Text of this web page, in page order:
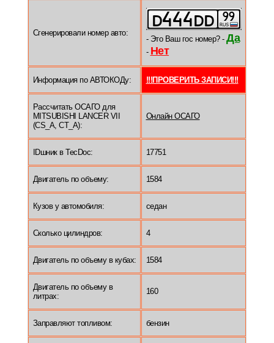
Сгенерировали номер авто:
- Это Ваш гос номер? - Да
- Нет
Информация по АВТОКОДу: !!!ПРОВЕРИТЬ ЗАПИСИ!!!
Рассчитать ОСАГО для
MITSUBISHI LANCER VII
(CS_A, CT_A):
Онлайн ОСАГО
IDшник в TecDoc: 17751
Двигатель по объему: 1584
Кузов у автомобиля: седан
Сколько цилиндров: 4
Двигатель по объему в кубах: 1584
Двигатель по объему в
литрах:
160
Заправляют топливом: бензин